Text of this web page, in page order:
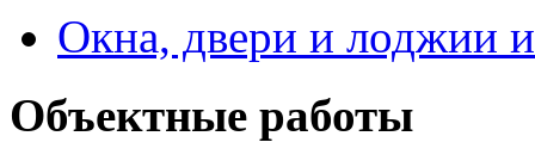
Окна, двери и лоджии
Объектные работы